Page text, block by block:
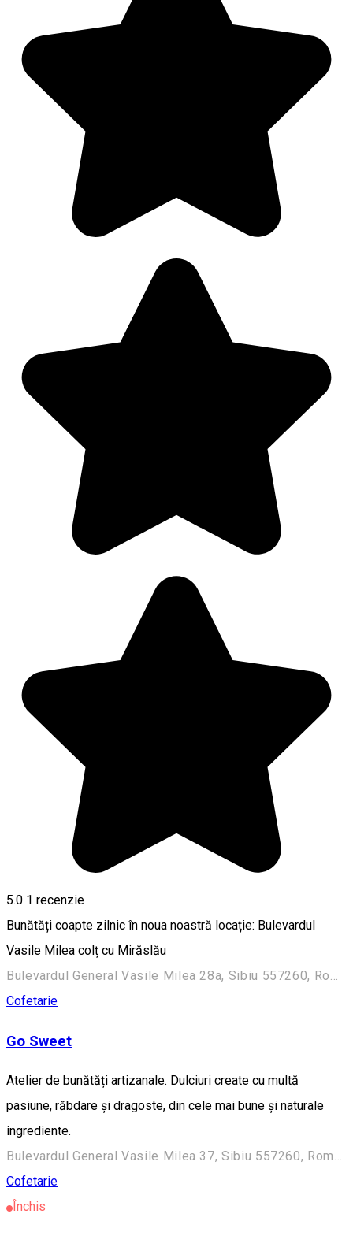
5.0 1 recenzie
Bunătăți coapte zilnic în noua noastră locație: Bulevardul
Vasile Milea colț cu Mirăslău
Bulevardul General Vasile Milea 28a, Sibiu 557260, România
Cofetarie
Go Sweet
Atelier de bunătăți artizanale. Dulciuri create cu multă
pasiune, răbdare şi dragoste, din cele mai bune şi naturale
ingrediente.
Bulevardul General Vasile Milea 37, Sibiu 557260, România
Cofetarie
Închis